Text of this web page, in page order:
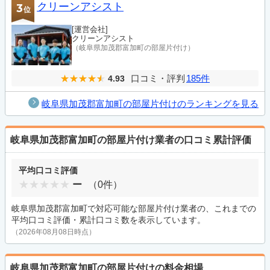
3位 クリーンアシスト
[運営会社]
クリーンアシスト
（岐阜県加茂郡富加町の部屋片付け）
4.93 口コミ・評判 185件
岐阜県加茂郡富加町の部屋片付けのランキングを見る
岐阜県加茂郡富加町の部屋片付け業者の口コミ累計評価
平均口コミ評価
ー （0件）
岐阜県加茂郡富加町で対応可能な部屋片付け業者の、これまでの
平均口コミ評価・累計口コミ数を表示しています。
（2026年08月08日時点）